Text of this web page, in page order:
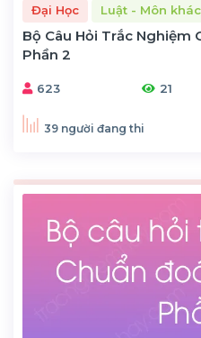
Đại Học Luật - Môn khác
Bộ Câu Hỏi Trắc Nghiệm
Phần 2
623 21
39 người đang thi